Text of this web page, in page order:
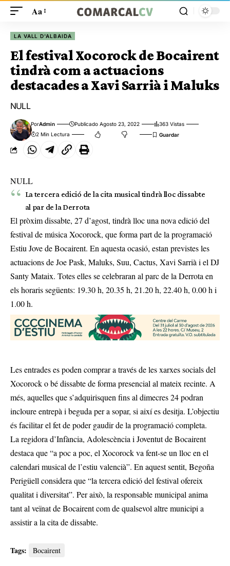
Aa
LA VALL D'ALBAIDA
El festival Xocorock de Bocairent
tindrà com a actuacions
destacades a Xavi Sarrià i Maluks
NULL
PorAdmin Publicado Agosto 23, 2022
363 Vistas
2 Min Lectura
NULL
La tercera edició de la cita musical tindrà lloc dissabte
al par de la Derrota
El pròxim dissabte, 27 d’agost, tindrà lloc una nova edició del
festival de música Xocorock, que forma part de la programació
Estiu Jove de Bocairent. En aquesta ocasió, estan previstes les
actuacions de Joe Pask, Maluks, Suu, Cactus, Xavi Sarrià i el DJ
Santy Mataix. Totes elles se celebraran al parc de la Derrota en
els horaris següents: 19.30 h, 20.35 h, 21.20 h, 22.40 h, 0.00 h i
1.00 h.
Les entrades es poden comprar a través de les xarxes socials del
Xocorock o bé dissabte de forma presencial al mateix recinte. A
més, aquelles que s’adquirisquen fins al dimecres 24 podran
incloure entrepà i beguda per a sopar, si així es desitja. L’objectiu
és facilitar el fet de poder gaudir de la programació completa.
La regidora d’Infància, Adolescència i Joventut de Bocairent
destaca que “a poc a poc, el Xocorock va fent-se un lloc en el
calendari musical de l’estiu valencià”. En aquest sentit, Begoña
Perigüell considera que “la tercera edició del festival ofereix
qualitat i diversitat”. Per això, la responsable municipal anima
tant al veïnat de Bocairent com de qualsevol altre municipi a
assistir a la cita de dissabte.
Tags: Bocairent